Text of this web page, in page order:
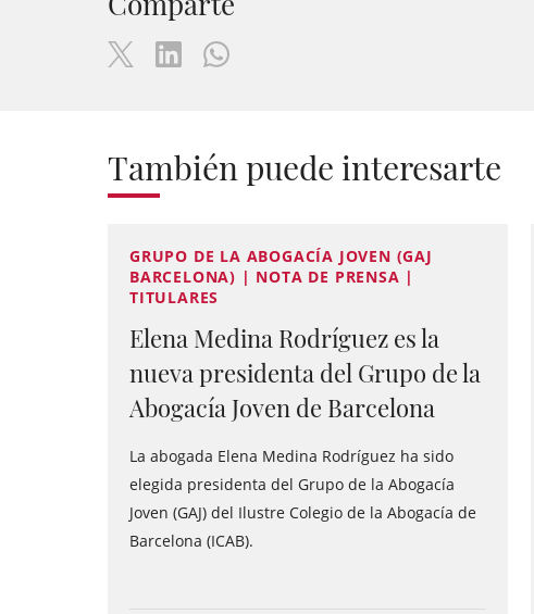
También puede interesarte
GRUPO DE LA ABOGACÍA JOVEN (GAJ
BARCELONA) | NOTA DE PRENSA |
TITULARES
Elena Medina Rodríguez es la
nueva presidenta del Grupo de la
Abogacía Joven de Barcelona
La abogada Elena Medina Rodríguez ha sido
elegida presidenta del Grupo de la Abogacía
Joven (GAJ) del Ilustre Colegio de la Abogacía de
Barcelona (ICAB).